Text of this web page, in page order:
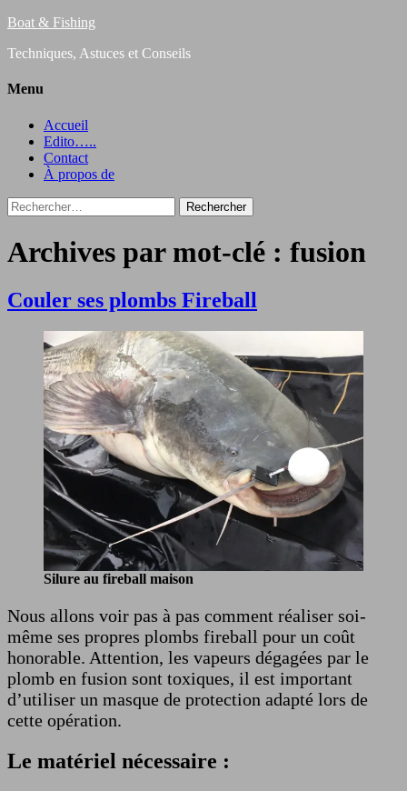
Boat & Fishing
Techniques, Astuces et Conseils
Menu
Accueil
Edito…..
Contact
À propos de
Rechercher :
Archives par mot-clé : fusion
Couler ses plombs Fireball
Silure au fireball maison
Nous allons voir pas à pas comment réaliser soi-
même ses propres plombs fireball pour un coût
honorable. Attention, les vapeurs dégagées par le
plomb en fusion sont toxiques, il est important
d’utiliser un masque de protection adapté lors de
cette opération.
Le matériel nécessaire :